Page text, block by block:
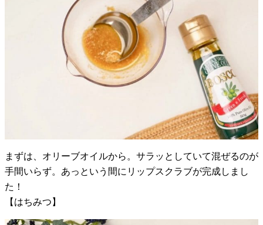
まずは、オリーブオイルから。サラッとしていて混ぜるのが
手間いらず。あっという間にリップスクラブが完成しまし
た！
【はちみつ】